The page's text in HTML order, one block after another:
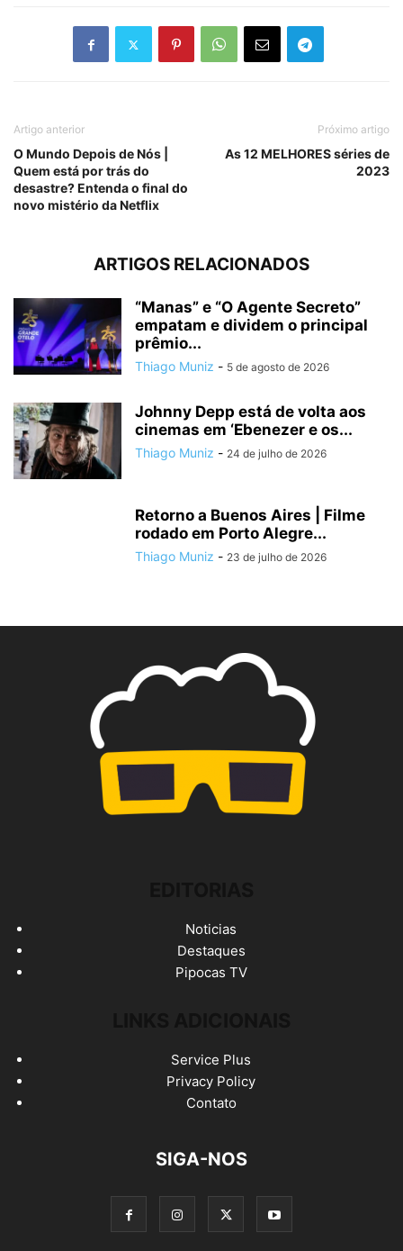
Artigo anterior
O Mundo Depois de Nós |
Quem está por trás do
desastre? Entenda o final do
novo mistério da Netflix
Próximo artigo
As 12 MELHORES séries de
2023
ARTIGOS RELACIONADOS
“Manas” e “O Agente Secreto”
empatam e dividem o principal
prêmio...
Thiago Muniz - 5 de agosto de 2026
Johnny Depp está de volta aos
cinemas em ‘Ebenezer e os...
Thiago Muniz - 24 de julho de 2026
Retorno a Buenos Aires | Filme
rodado em Porto Alegre...
Thiago Muniz - 23 de julho de 2026
Noticias
Destaques
Pipocas TV
Service Plus
Privacy Policy
Contato
SIGA-NOS